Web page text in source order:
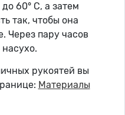
60° C, а затем
так, чтобы она
Через пару часов
насухо.
рукоятей вы
Материалы